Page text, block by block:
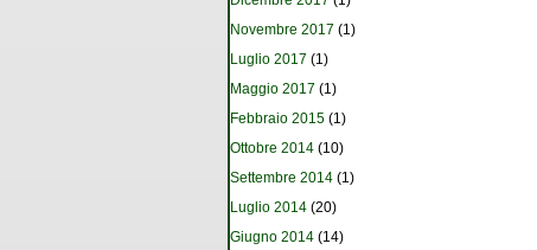
Novembre 2017 (1)
Luglio 2017 (1)
Maggio 2017 (1)
Febbraio 2015 (1)
Ottobre 2014 (10)
Settembre 2014 (1)
Luglio 2014 (20)
Giugno 2014 (14)